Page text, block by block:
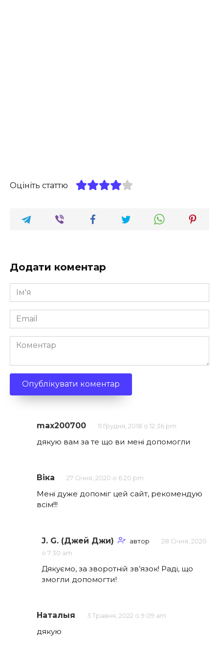
Оцініть статтю
Додати коментар
Ім'я
*
Email
*
Коментар
max200700 11 Грудня, 2018 о 12:36 pm
дякую вам за те що ви мені допомогли
Віка 27 Січня, 2020 о 6:20 pm
Мені дуже допоміг цей сайт, рекомендую
всім!!!
J. G. (Джей Джи) автор
28 Січня, 2020
о 7:30 am
Дякуємо, за зворотній зв’язок! Раді, що
змогли допомогти!
Наталыя 3 Травня, 2022 о 9:09 am
дякую